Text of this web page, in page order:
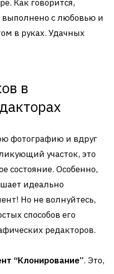
Как говорится,
выполнено с любовью и
в руках. Удачных
в
фотографию и вдруг
участок, это
состояние. Особенно,
идеально
Но не волнуйтесь,
способов его
редакторов.
“Клонирование”. Это,